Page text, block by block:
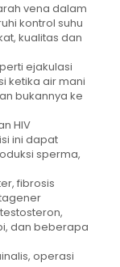
vena dalam
kontrol suhu
kualitas dan
ejakulasi
ketika air mani
bukannya ke
HIV
ini dapat
sperma,
fibrosis
dan beberapa
operasi